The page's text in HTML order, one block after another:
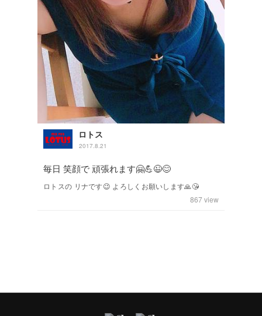
ロトス
2017.8.21
毎日 笑顔で 頑張れます🤗💪😉😊
ロトスの リナです😉 よろしくお願いします🙏😘
867view